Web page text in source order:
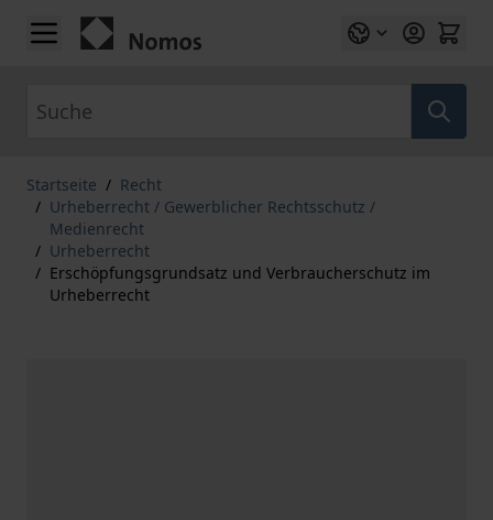
Zum Inhalt springen
Startseite / Recht
/ Urheberrecht / Gewerblicher Rechtsschutz /
Medienrecht
/ Urheberrecht
/ Erschöpfungsgrundsatz und Verbraucherschutz im
Urheberrecht